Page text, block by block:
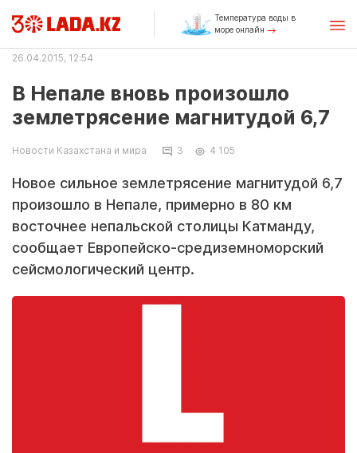
Температура воды в
море онлайн
26.04.2015, 12:54
В Непале вновь произошло
землетрясение магнитудой 6,7
Новости Казахстана и мира 3 4 105
Новое сильное землетрясение магнитудой 6,7
произошло в Непале, примерно в 80 км
восточнее непальской столицы Катманду,
сообщает Европейско-средиземноморский
сейсмологический центр.